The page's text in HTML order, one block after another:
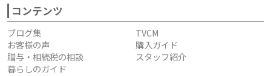
コンテンツ
ブログ集
TVCM
お客様の声
購入ガイド
贈与・相続税の相談
スタッフ紹介
暮らしのガイド